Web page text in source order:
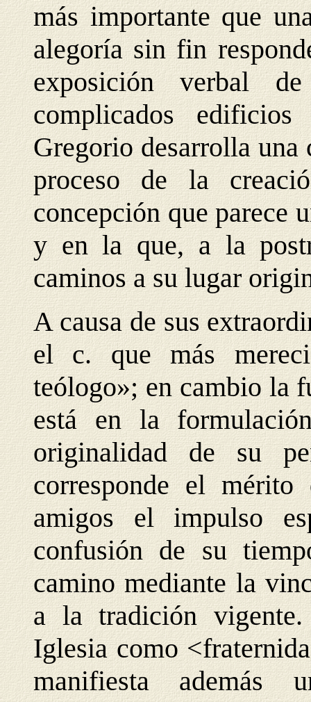
más importante que
alegoría sin fin
exposición verbal
complicados
Gregorio desarrolla una
proceso de la
concepción que parece
y en la que, a la
caminos a su lugar
A causa de sus
el c. que más
teólogo»; en cambio la
está en la
originalidad de su
corresponde el
amigos el impulso
confusión de su
camino mediante la
a la tradición
Iglesia como
manifiesta además